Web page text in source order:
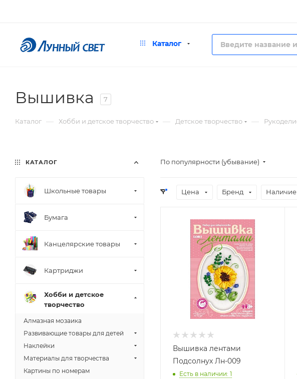
Каталог
Вышивка 7
Каталог — Хобби и детское творчество — Детское творчество —
По популярности (убывание)
Цена Бренд Наличие
Вышивка лентами
Подсолнух Лн-009
Есть в наличии: 1
КАТАЛОГ
Школьные товары
Бумага
Канцелярские товары
Картриджи
Хобби и детское
творчество
Алмазная мозаика
Развивающие товары для детей
Наклейки
Материалы для творчества
Картины по номерам